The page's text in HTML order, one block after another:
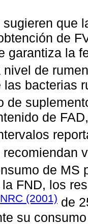
que
de
garantiza la
de
las bacterias
de
de
recomiendan
de MS
FND, los
NRC (2001) de
su